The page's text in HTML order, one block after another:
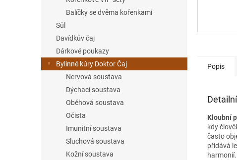
Balíčky se dvěma kořenkami
Sůl
Davídkův čaj
Dárkové poukazy
Bylinné kúry Doktor Čaj
Nervová soustava
Dýchací soustava
Oběhová soustava
Očista
Imunitní soustava
Sluchová soustava
Kožní soustava
Popis
Kloubní
kdy
často
přidává